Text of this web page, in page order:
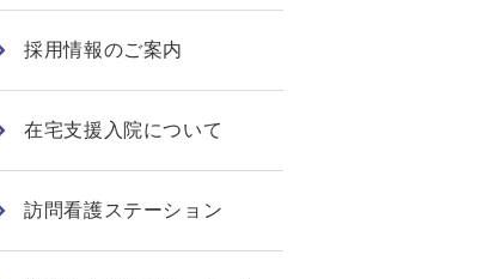
採用情報のご案内
在宅支援入院について
訪問看護ステーション